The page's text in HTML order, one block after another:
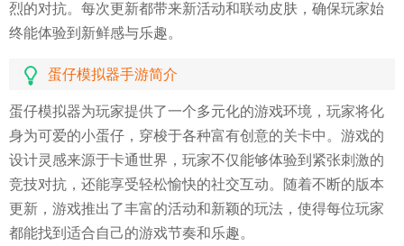
烈的对抗。每次更新都带来新活动和联动皮肤，确保玩家始
终能体验到新鲜感与乐趣。
蛋仔模拟器手游简介
蛋仔模拟器为玩家提供了一个多元化的游戏环境，玩家将化
身为可爱的小蛋仔，穿梭于各种富有创意的关卡中。游戏的
设计灵感来源于卡通世界，玩家不仅能够体验到紧张刺激的
竞技对抗，还能享受轻松愉快的社交互动。随着不断的版本
更新，游戏推出了丰富的活动和新颖的玩法，使得每位玩家
都能找到适合自己的游戏节奏和乐趣。